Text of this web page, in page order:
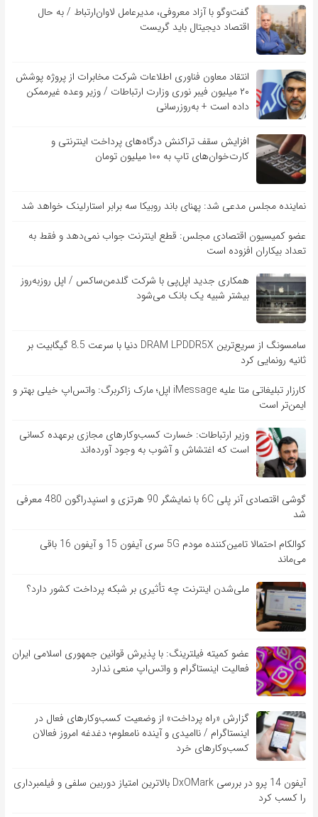
گفت‌و‌گو با آزاد معروفی، مدیرعامل لاوان‌ارتباط / به حال
اقتصاد دیجیتال باید گریست
انتقاد معاون فناوری اطلاعات شرکت مخابرات از پروژه پوشش
۲۰ میلیون فیبر نوری وزارت ارتباطات / وزیر وعده غیرممکن
داده است + به‌روزرسانی
افزایش سقف تراکنش درگاه‌های پرداخت اینترنتی و
کارت‌خوان‌های تاپ به ۱۰۰ میلیون تومان
نماینده مجلس مدعی شد: پهنای باند روبیکا سه برابر استارلینک خواهد شد
عضو کمیسیون اقتصادی مجلس: قطع اینترنت جواب نمی‌دهد و فقط به
تعداد بیکاران افزوده است
همکاری جدید اپل‌پی با شرکت گلدمن‌ساکس / اپل روزبه‌روز
بیشتر شبیه یک بانک می‌شود
سامسونگ از سریع‌ترین DRAM LPDDR5X دنیا با سرعت 8.5 گیگابیت بر
ثانیه رونمایی کرد
کارزار تبلیغاتی متا علیه iMessage اپل؛ مارک زاکربرگ: واتس‌اپ خیلی بهتر و
ایمن‌تر است
وزیر ارتباطات: خسارت کسب‌وکارهای مجازی برعهده کسانی
است که اغتشاش و آشوب به وجود آورده‌اند
گوشی اقتصادی آنر پلی 6C با نمایشگر 90 هرتزی و اسنپدراگون 480 معرفی
شد
کوالکام احتمالا تامین‌کننده مودم 5G سری آیفون 15 و آیفون 16 باقی
می‌ماند
ملی‌شدن اینترنت چه تأثیری بر شبکه پرداخت کشور دارد؟
عضو کمیته فیلترینگ: با پذیرش قوانین جمهوری اسلامی ایران
فعالیت اینستاگرام و واتس‌اپ منعی ندارد
گزارش «راه پرداخت» از وضعیت کسب‌وکارهای فعال در
اینستاگرام / ناامیدی و آینده نامعلوم؛ دغدغه امروز فعالان
کسب‌وکارهای خرد
آیفون 14 پرو در بررسی DxOMark بالاترین امتیاز دوربین سلفی و فیلمبرداری
را کسب کرد